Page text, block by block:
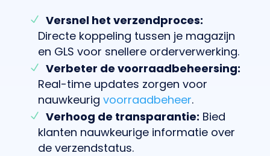
Versnel het verzendproces:
Directe koppeling tussen je magazijn
en GLS voor snellere orderverwerking.
Verbeter de voorraadbeheersing:
Real-time updates zorgen voor
nauwkeurig voorraadbeheer.
Verhoog de transparantie: Bied
klanten nauwkeurige informatie over
de verzendstatus.